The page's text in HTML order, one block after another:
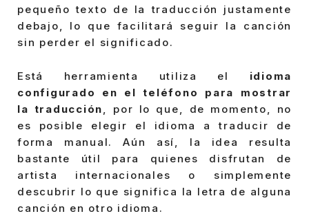
pequeño texto de la traducción justamente
debajo, lo que facilitará seguir la canción
sin perder el significado.
Está herramienta utiliza el idioma
configurado en el teléfono para mostrar
la traducción, por lo que, de momento, no
es posible elegir el idioma a traducir de
forma manual. Aún así, la idea resulta
bastante útil para quienes disfrutan de
artista internacionales o simplemente
descubrir lo que significa la letra de alguna
canción en otro idioma.